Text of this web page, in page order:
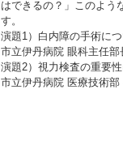
はできるの？」このよう
す。
演題1）白内障の手術に
市立伊丹病院 眼科主任部
演題2）視力検査の重要
市立伊丹病院 医療技術